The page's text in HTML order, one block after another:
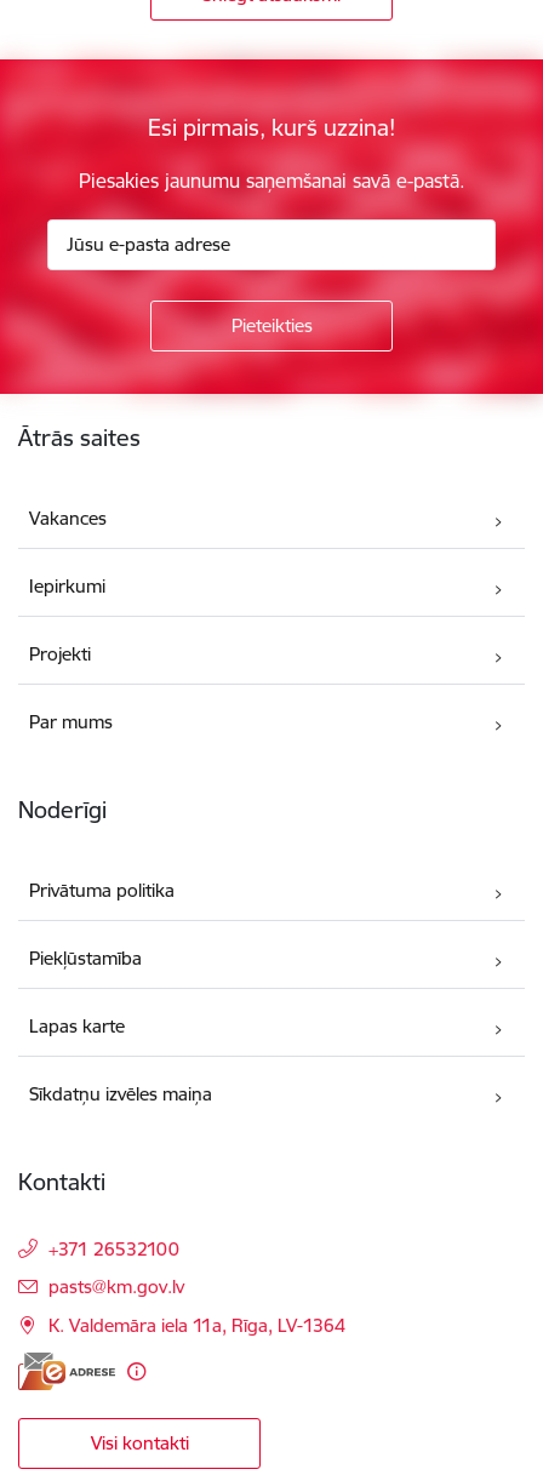
Esi pirmais, kurš uzzina!
Piesakies jaunumu saņemšanai savā e-pastā.
Ātrās saites
Vakances
Iepirkumi
Projekti
Par mums
Noderīgi
Privātuma politika
Piekļūstamība
Lapas karte
Sīkdatņu izvēles maiņa
Kontakti
+371 26532100
E-pasts:
pasts@km.gov.lv
K. Valdemāra iela 11a, Rīga, LV-1364
Visi kontakti